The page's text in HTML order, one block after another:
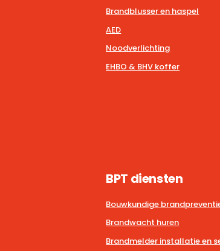
Brandblusser en haspel
AED
Noodverlichting
EHBO & BHV koffer
BPT diensten
Bouwkundige
Brandwacht huren
Brandmelder installatie en